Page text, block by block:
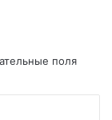
поля